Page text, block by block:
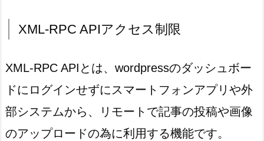
XML-RPC APIアクセス制限
XML-RPC APIとは、wordpressのダッシュボー
ドにログインせずにスマートフォンアプリや外
部システムから、リモートで記事の投稿や画像
のアップロードの為に利用する機能です。